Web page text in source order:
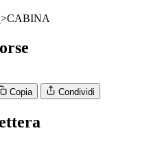
>CABINA
Copia Condividi